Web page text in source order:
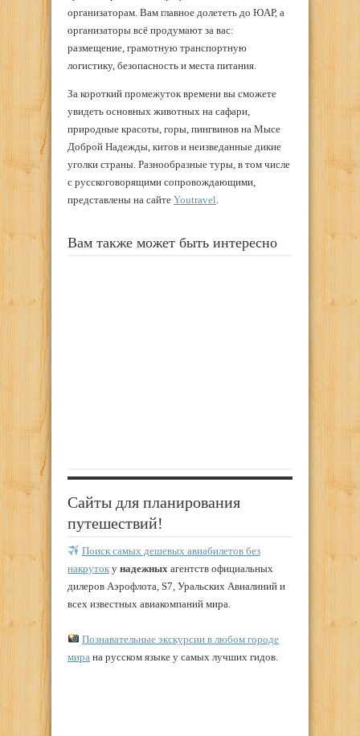
организаторам. Вам главное долететь до ЮАР, а
организаторы всё продумают за вас:
размещение, грамотную транспортную
логистику, безопасность и места питания.
За короткий промежуток времени вы сможете
увидеть основных животных на сафари,
природные красоты, горы, пингвинов на Мысе
Доброй Надежды, китов и неизведанные дикие
уголки страны. Разнообразные туры, в том числе
с русскоговорящими сопровождающими,
представлены на сайте Youtravel
Вам также может быть интересно
Сайты для планирования
путешествий!
Поиск самых дешевых авиабилетов без
накруток у надежных агентств официальных
дилеров Аэрофлота, S7, Уральских Авиалиний и
всех известных авиакомпаний мира.
Познавательные экскурсии в любом городе
мира на русском языке у самых лучших гидов.